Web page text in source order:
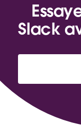
Slack